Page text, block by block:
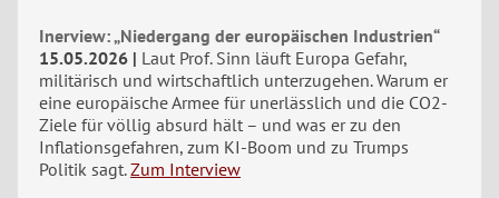
Inerview: „Niedergang der europäischen Industrien“
15.05.2026
Laut Prof. Sinn läuft Europa Gefahr,
militärisch und wirtschaftlich unterzugehen. Warum er
eine europäische Armee für unerlässlich und die CO2-
Ziele für völlig absurd hält – und was er zu den
Inflationsgefahren, zum KI-Boom und zu Trumps
Politik sagt. Zum Interview